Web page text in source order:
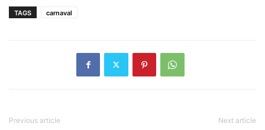
TAGS carnaval
Previous article Next article